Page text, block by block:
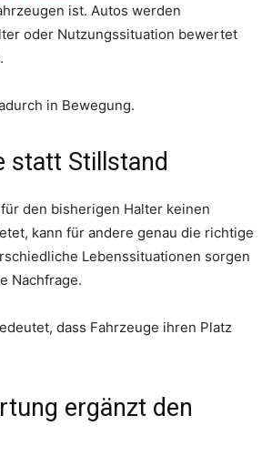
ist. Autos werden
oder Nutzungssituation bewertet
in Bewegung.
statt Stillstand
den bisherigen Halter keinen
kann für andere genau die richtige
Lebenssituationen sorgen
Nachfrage.
dass Fahrzeuge ihren Platz
ergänzt den